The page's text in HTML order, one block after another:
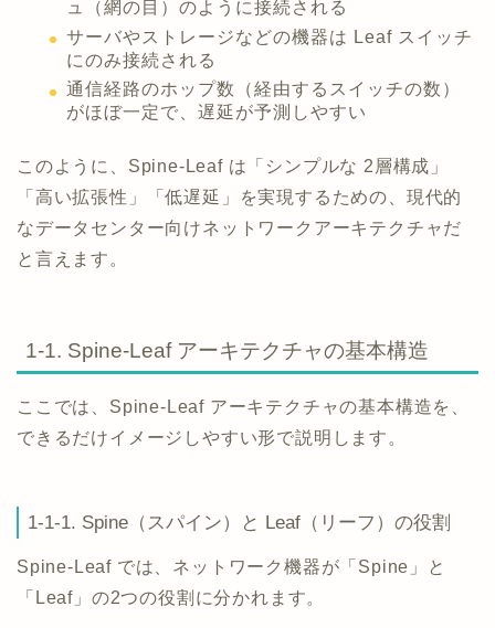
ュ（網の目）のように接続される
サーバやストレージなどの機器は Leaf スイッチ
にのみ接続される
通信経路のホップ数（経由するスイッチの数）
がほぼ一定で、遅延が予測しやすい
このように、Spine-Leaf は「シンプルな 2層構成」
「高い拡張性」「低遅延」を実現するための、現代的
なデータセンター向けネットワークアーキテクチャだ
と言えます。
1-1. Spine-Leaf アーキテクチャの基本構造
ここでは、Spine-Leaf アーキテクチャの基本構造を、
できるだけイメージしやすい形で説明します。
1-1-1. Spine（スパイン）と Leaf（リーフ）の役割
Spine-Leaf では、ネットワーク機器が「Spine」と
「Leaf」の2つの役割に分かれます。